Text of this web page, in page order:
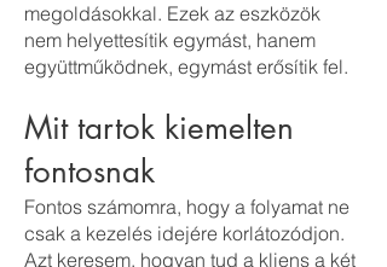
megoldásokkal. Ezek az eszközök
nem helyettesítik egymást, hanem
együttműködnek, egymást erősítik fel.
Mit tartok kiemelten
fontosnak
Fontos számomra, hogy a folyamat ne
csak a kezelés idejére korlátozódjon.
Azt keresem, hogyan tud a kliens a két